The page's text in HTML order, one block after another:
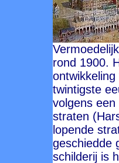
rond 1900.
twintigste
volgens
straten
lopende
geschiedde
schilderij is